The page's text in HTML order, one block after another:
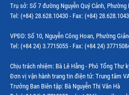
Thị trường Indonesia
Thị trường Mỹ
Thị trường Nga
Thị trường Hàn Quốc
Trụ sở: Số 7 đường Nguyễn Quý Cảnh,
Tel: (+84) 28.628.10430 - Fax: (+84)
VPĐD: Số 10, Nguyễn Công Hoan, Phường
Tel: (+84 24) 3.7715055 - Fax: (+84 24)
Chịu trách nhiệm: Bà Lê Hằng - Phó Tổng Thư
Đơn vị vận hành trang tin điện tử: Trung tâm
Trưởng Ban Biên tập: Bà Nguyễn Thị Vân Hà